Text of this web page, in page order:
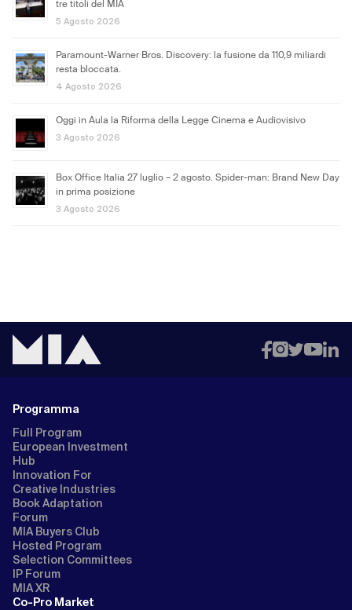
tre titoli del MIA
5 Agosto 2026
Paramount-Warner Bros. Discovery: la fusione da 110,9 miliardi
resta bloccata.
4 Agosto 2026
Oggi in Aula la Riforma della Legge Cinema e Audiovisivo
3 Agosto 2026
Box Office Italia 27 luglio – 2 agosto. Spider-man: Brand New Day
in prima posizione
3 Agosto 2026
Programma
Full Program
European Investment
Hub
Innovation For
Creative Industries
Book Adaptation
Forum
MIA Buyers Club
Hosted Program
Selection Committees
IP Forum
MIA XR
Co-Pro Market